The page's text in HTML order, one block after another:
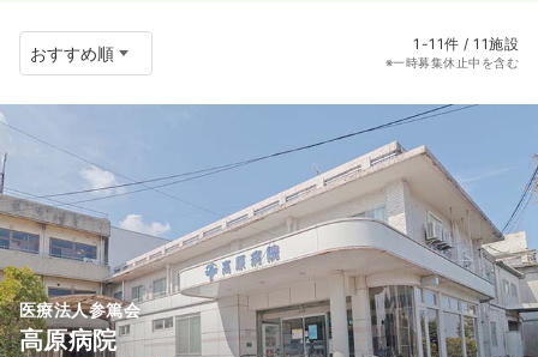
1-11件 / 11施設
※一時募集休止中を含む
医療法人参篤会
高原病院